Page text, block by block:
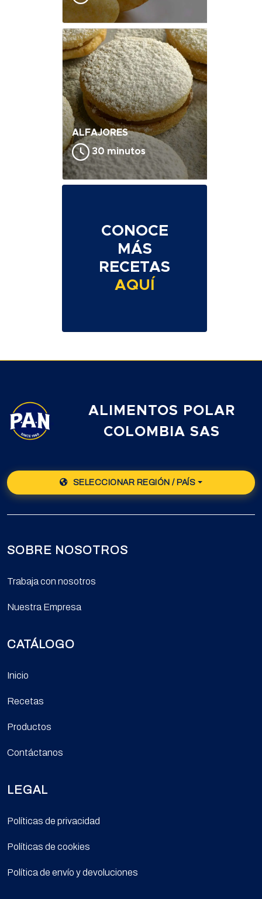
ALFAJORES
30 minutos
CONOCE
MÁS
RECETAS
AQUÍ
ALIMENTOS POLAR
COLOMBIA SAS
SELECCIONAR REGIÓN / PAÍS
SOBRE NOSOTROS
Trabaja con nosotros
Nuestra Empresa
CATÁLOGO
Inicio
Recetas
Productos
Contáctanos
LEGAL
Políticas de privacidad
Políticas de cookies
Política de envío y devoluciones